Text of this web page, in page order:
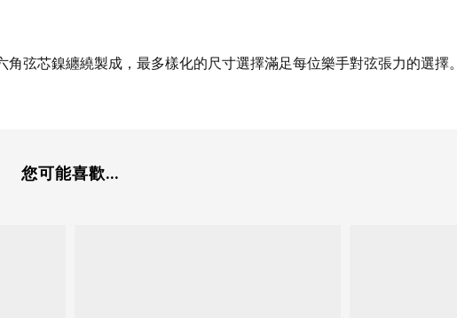
弦芯鎳纏繞製成，最多樣化的尺寸選擇滿足每位樂手對弦張力的選擇。
您可能喜歡...